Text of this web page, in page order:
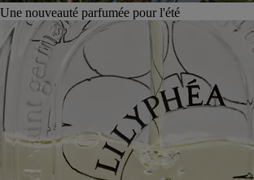
Une nouveauté parfumée pour l'été